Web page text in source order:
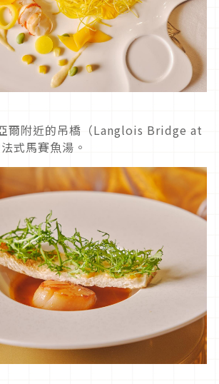
爾附近的吊橋（Langlois Bridge at
式馬賽魚湯。